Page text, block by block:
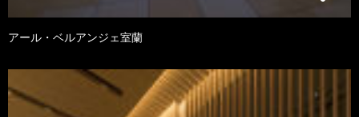
アール・ベルアンジェ室蘭